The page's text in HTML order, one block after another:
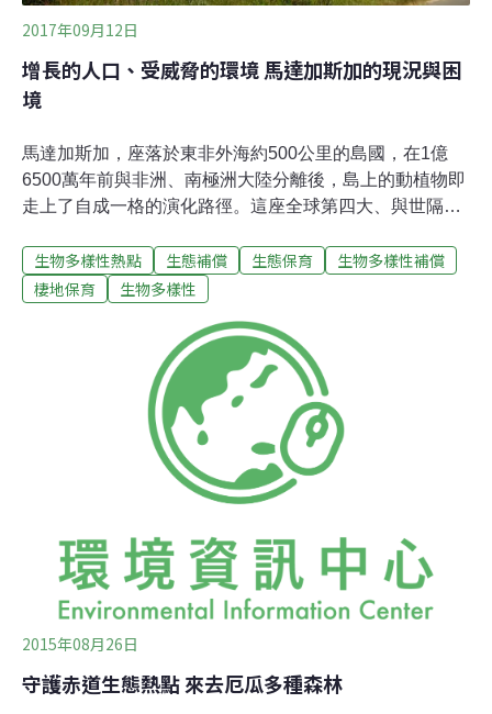
2017年09月12日
增長的人口、受威脅的環境 馬達加斯加的現況與困
境
馬達加斯加，座落於東非外海約500公里的島國，在1億
6500萬年前與非洲、南極洲大陸分離後，島上的動植物即
走上了自成一格的演化路徑。這座全球第四大、與世隔絕
91%的爬蟲類、99%的兩棲類以及舉世聞名的狐猴（僅2
種非特有種）皆只存在於馬達加斯加。貧窮加上人口成
時從印尼、馬來西亞乘著船前來的南島民族，他們帶來了
作物（稻米為主食）、文化以及語言（台灣原住民語和馬
達加斯加語有許多相同的字根）。之後從非洲來的班圖人
才在約11世紀時移居此地，為該島的族群融入了更多元的
面貌。經歷了將近70年的殖民時期，終於在20世紀中葉正
式脫離法國的統治。但即便如此，整個國家至今依舊動
盪。尤其在2009年發生了一場政變後，使得佔了公共支出
嘎然而止，失業率高漲。直到現在
生物多樣性熱點 生態補償 生態保育
生物多樣性補償
棲地保育
生物多樣性
2015年08月26日
守護赤道生態熱點 來去厄瓜多種森林